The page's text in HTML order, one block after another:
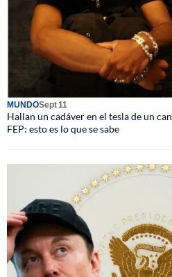
MUNDOSept 11
Hallan un cadáver en el tesla de un
FEP: esto es lo que se sabe